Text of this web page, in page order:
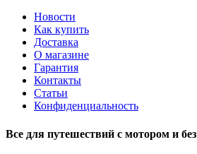
Новости
Как купить
Доставка
О магазине
Гарантия
Контакты
Статьи
Конфиденциальность
Все для путешествий с мотором и без